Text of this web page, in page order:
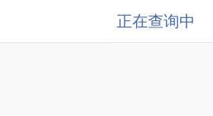
正在查询中